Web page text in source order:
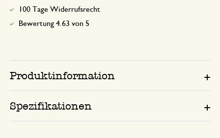
100 Tage Widerrufsrecht
Bewertung 4.63 von 5
Produktinformation
Spezifikationen